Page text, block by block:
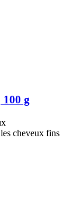
g
cheveux fins